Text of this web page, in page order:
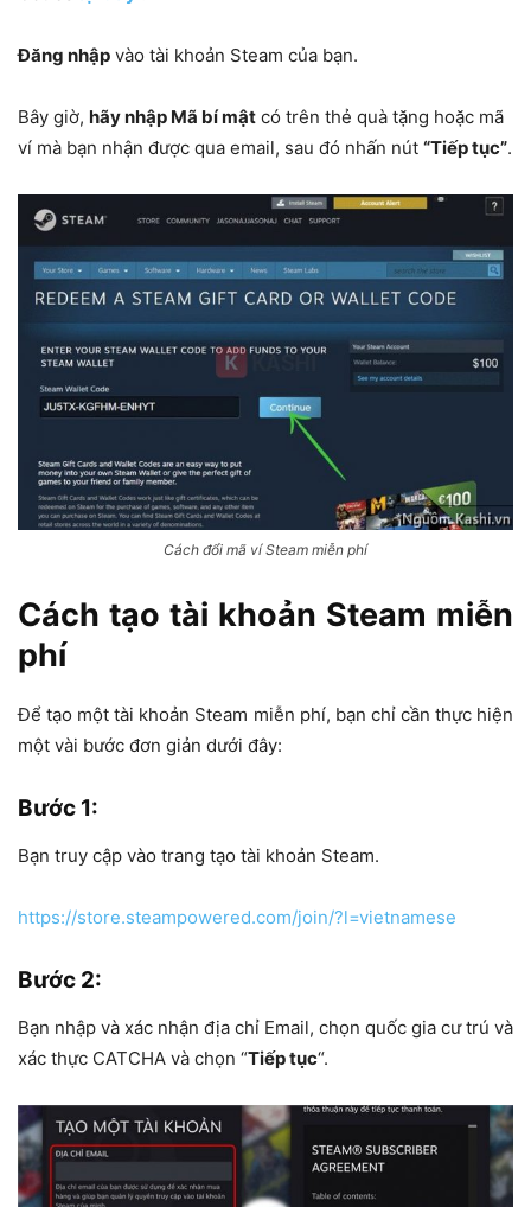
Đăng nhập vào tài khoản Steam của bạn.
Bây giờ, hãy nhập Mã bí mật có trên thẻ quà tặng hoặc mã
ví mà bạn nhận được qua email, sau đó nhấn nút “Tiếp tục”.
Cách đổi mã ví Steam miễn phí
Cách tạo tài khoản Steam miễn
phí
Để tạo một tài khoản Steam miễn phí, bạn chỉ cần thực hiện
một vài bước đơn giản dưới đây:
Bước 1:
Bạn truy cập vào trang tạo tài khoản Steam.
https://store.steampowered.com/join/?l=vietnamese
Bước 2:
Bạn nhập và xác nhận địa chỉ Email, chọn quốc gia cư trú và
xác thực CATCHA và chọn “Tiếp tục“.